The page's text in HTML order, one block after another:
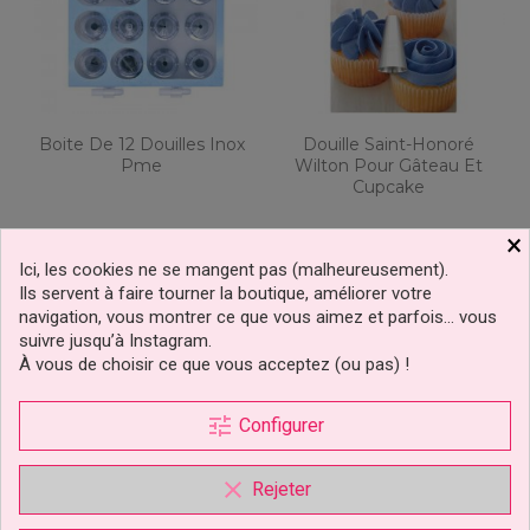
Boite De 12 Douilles Inox
Pme
Ajouter au panier
1 avis
Douille Saint-Honoré
Wilton Pour Gâteau Et
Cupcake
Ajouter au panier
×
Ici, les cookies ne se mangent pas (malheureusement).
Ils servent à faire tourner la boutique, améliorer votre
navigation, vous montrer ce que vous aimez et parfois… vous
suivre jusqu’à Instagram.
À vous de choisir ce que vous acceptez (ou pas) !
tune Configurer
clear Rejeter